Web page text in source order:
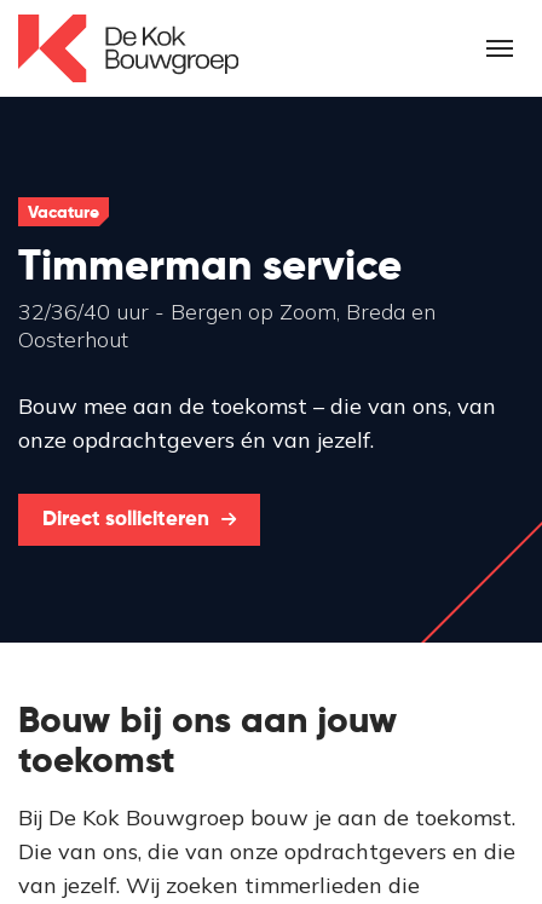
Vacature
Timmerman service
32/36/40 uur - Bergen op Zoom, Breda en
Oosterhout
Bouw mee aan de toekomst – die van ons, van
onze opdrachtgevers én van jezelf.
Direct solliciteren
Bouw bij ons aan jouw
toekomst
Bij De Kok Bouwgroep bouw je aan de toekomst.
Die van ons, die van onze opdrachtgevers en die
van jezelf. Wij zoeken timmerlieden die